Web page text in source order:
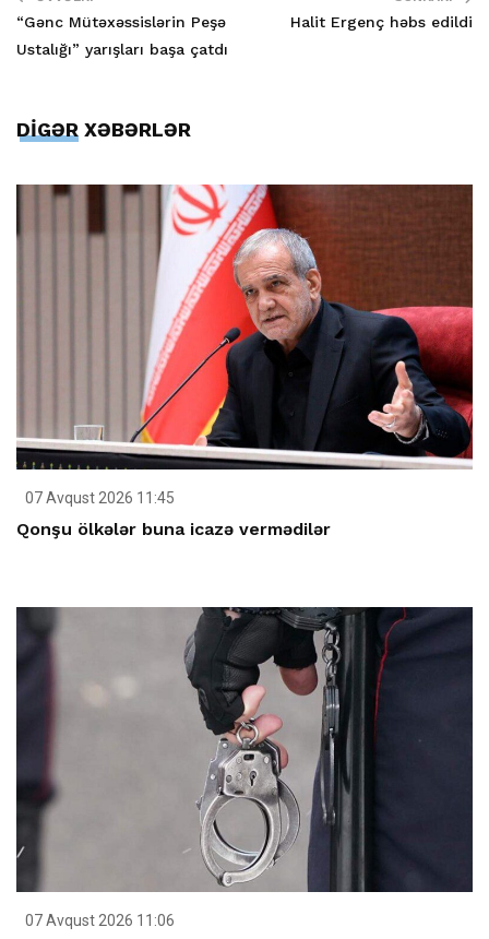
“Gənc Mütəxəssislərin Peşə
Ustalığı” yarışları başa çatdı
Halit Ergenç həbs edildi
DİGƏR XƏBƏRLƏR
07 Avqust 2026 11:45
Qonşu ölkələr buna icazə vermədilər
07 Avqust 2026 11:06